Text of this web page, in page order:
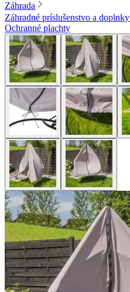
Záhrada
Záhradné príslušenstvo a doplnky
Ochranné plachty